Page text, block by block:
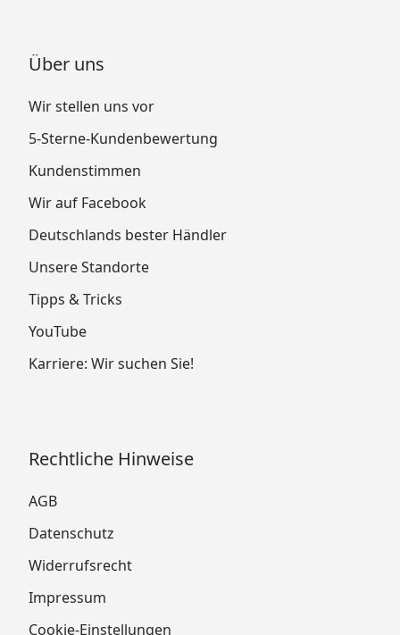
Über uns
Wir stellen uns vor
5-Sterne-Kundenbewertung
Kundenstimmen
Wir auf Facebook
Deutschlands bester Händler
Unsere Standorte
Tipps & Tricks
YouTube
Karriere: Wir suchen Sie!
Rechtliche Hinweise
AGB
Datenschutz
Widerrufsrecht
Impressum
Cookie-Einstellungen